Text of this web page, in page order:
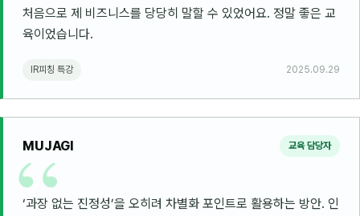
처음으로 제 비즈니스를 당당히 말할 수 있었어요. 정말 좋은 교
육이었습니다.
IR피칭 특강 2025.09.29
MUJAGI 교육 담당자
‘과장 없는 진정성’을 오히려 차별화 포인트로 활용하는 방안. 인